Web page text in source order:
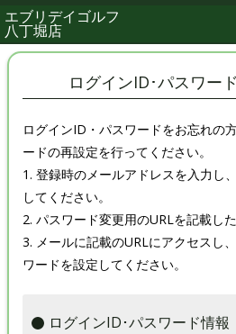
エブリデイゴルフ
八丁堀店
ログインID･パスワー
ログインID・パスワードをお忘れの
ードの再設定を行ってください。
1. 登録時のメールアドレスを入力し
してください。
2. パスワード変更用のURLを記載し
3. メールに記載のURLにアクセスし
ワードを設定してください。
ログインID･パスワード情報